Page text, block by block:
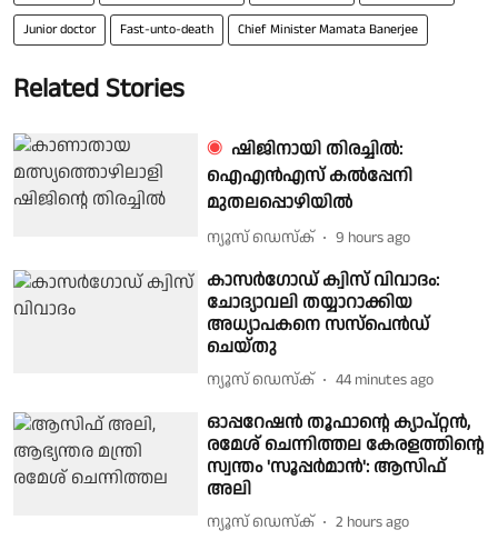
Junior doctor Fast-unto-death Chief Minister Mamata Banerjee
Related Stories
ഷിജിനായി തിരച്ചിൽ:
ഐഎൻഎസ് കൽപ്പേനി
മുതലപ്പൊഴിയിൽ
ന്യൂസ് ഡെസ്ക് 9 hours ago
കാസർഗോഡ് ക്വിസ് വിവാദം:
ചോദ്യാവലി തയ്യാറാക്കിയ
അധ്യാപകനെ സസ്പെൻഡ്
ചെയ്തു
ന്യൂസ് ഡെസ്ക് 44 minutes ago
ഓപ്പറേഷൻ തൂഫാന്റെ ക്യാപ്റ്റൻ,
രമേശ് ചെന്നിത്തല കേരളത്തിന്റെ
സ്വന്തം 'സൂപ്പർമാൻ': ആസിഫ്
അലി
ന്യൂസ് ഡെസ്ക് 2 hours ago